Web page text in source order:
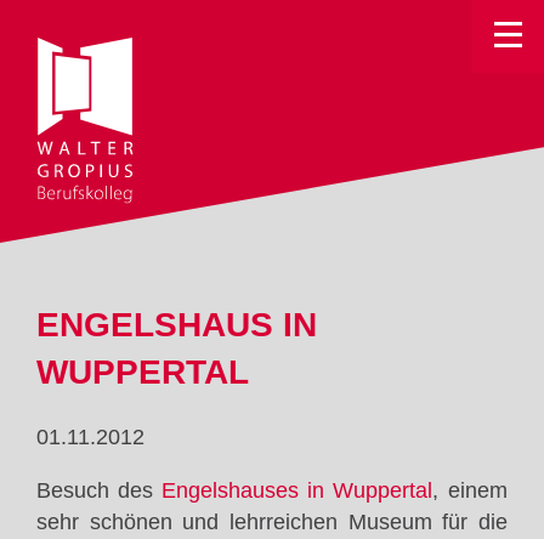
ENGELSHAUS IN
WUPPERTAL
01.11.2012
Besuch des Engelshauses in Wuppertal, einem
sehr schönen und lehrreichen Museum für die